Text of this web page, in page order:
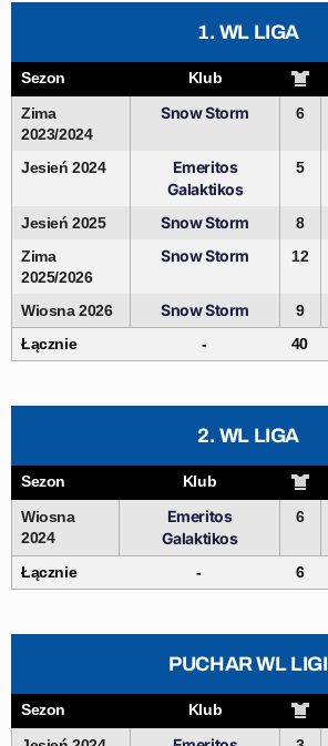
1. WL LIGA
Sezon
Klub
Zima
2023/2024
Snow Storm 6
Jesień 2024
Emeritos
Galaktikos
5
Jesień 2025 Snow Storm 8
Zima
2025/2026
Snow Storm 12
Wiosna 2026 Snow Storm 9
Łącznie
- 40
2. WL LIGA
Sezon
Klub
Wiosna
2024
Emeritos
Galaktikos
6
Łącznie - 6
PUCHAR WL LIGI
Sezon
Klub